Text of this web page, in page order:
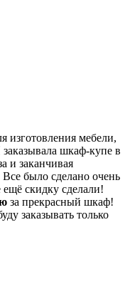
изготовления мебели,
шкаф-купе в
и заканчивая
было сделано очень
скидку сделали!
за прекрасный шкаф!
заказывать только